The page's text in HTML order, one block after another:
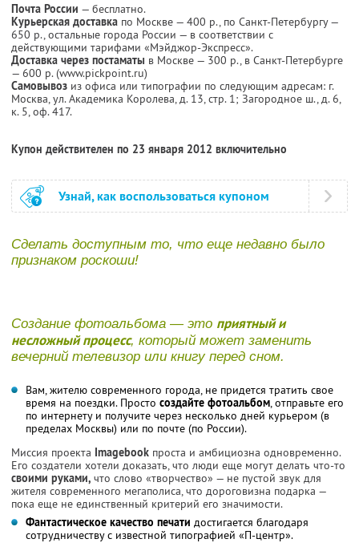
Почта России — бесплатно.
Курьерская доставка по Москве — 400 р., по Санкт-Петербургу —
650 р., остальные города России — в соответствии с
действующими тарифами «Мэйджор-Экспресс».
Доставка через постаматы в Москве — 300 р., в Санкт-Петербурге
— 600 р. (www.pickpoint.ru)
Самовывоз из офиса или типографии по следующим адресам: г.
Москва, ул. Академика Королева, д. 13, стр. 1; Загородное ш., д. 6,
к. 5, оф. 417.
Купон действителен по 23 января 2012 включительно
Узнай, как воспользоваться купоном
Сделать доступным то, что еще недавно было
признаком роскоши!
Создание фотоальбома — это приятный и
несложный процесс, который может заменить
вечерний телевизор или книгу перед сном.
Вам, жителю современного города, не придется тратить свое
время на поездки. Просто создайте фотоальбом, отправьте его
по интернету и получите через несколько дней курьером (в
пределах Москвы) или по почте (по России).
Миссия проекта Imagebook проста и амбициозна одновременно.
Его создатели хотели доказать, что люди еще могут делать что-то
своими руками, что слово «творчество» — не пустой звук для
жителя современного мегаполиса, что дороговизна подарка —
пока еще не единственный критерий его значимости.
Фантастическое качество печати достигается благодаря
сотрудничеству с известной типографией «П-центр».